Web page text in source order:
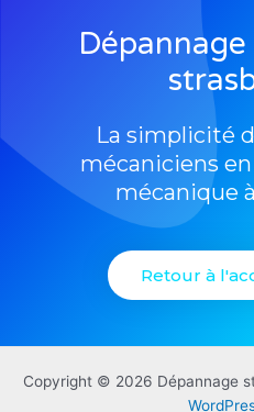
La simplicité
mécaniciens
mécanique
Retour à
Copyright © 2026 Dépannage